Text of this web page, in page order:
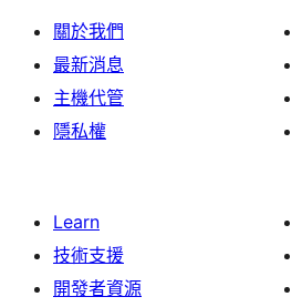
關於我們
最新消息
主機代管
隱私權
Learn
技術支援
開發者資源